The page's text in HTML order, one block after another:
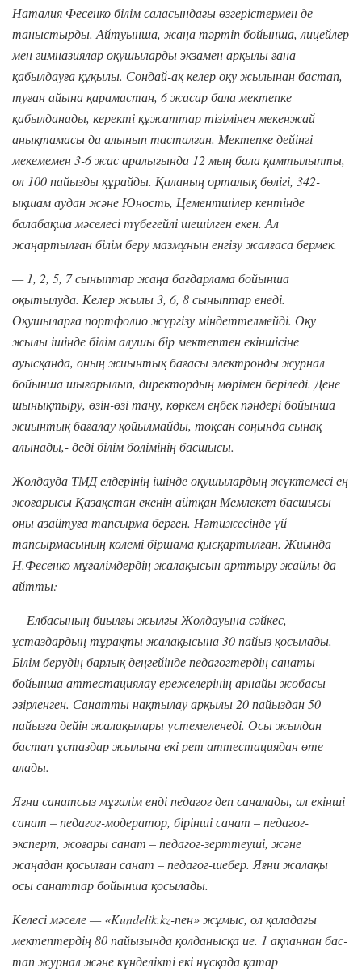
Наталия Фесенко білім саласындағы өзгерістермен де
таныстырды. Айтуынша, жаңа тәртіп бойынша, лицейлер
мен гимназиялар оқушыларды экзамен арқылы ғана
қабылдауға құқылы. Сондай-ақ келер оқу жылынан бастап,
туған айына қарамастан, 6 жасар бала мектепке
қабылданады, керекті құжаттар тізімінен мекенжай
анықтамасы да алынып тасталған. Мектепке дейінгі
мекемемен 3-6 жас аралығында 12 мың бала қамтылыпты,
ол 100 пайызды құрайды. Қаланың орталық бөлігі, 342-
ықшам аудан және Юность, Цементшілер кентінде
балабақша мәселесі түбегейлі шешілген екен. Ал
жаңартылған білім беру мазмұнын енгізу жалғаса бермек.
— 1, 2, 5, 7 сыныптар жаңа бағдарлама бойынша
оқытылуда. Келер жылы 3, 6, 8 сыныптар енеді.
Оқушыларға портфолио жүргізу міндеттелмейді. Оқу
жылы ішінде білім алушы бір мектептен екіншісіне
ауысқанда, оның жиынтық бағасы электронды журнал
бойынша шығарылып, директордың мөрімен беріледі. Дене
шынықтыру, өзін-өзі тану, көркем еңбек пәндері бойынша
жиынтық бағалау қойылмайды, тоқсан соңында сынақ
алынады,- деді білім бөлімінің басшысы.
Жолдауда ТМД елдерінің ішінде оқушылардың жүктемесі ең
жоғарысы Қазақстан екенін айтқан Мемлекет басшысы
оны азайтуға тапсырма берген. Нәтижесінде үй
тапсырмасының көлемі біршама қысқартылған. Жиында
Н.Фесенко мұғалімдердің жалақысын арттыру жайлы да
айтты:
— Елбасының биылғы жылғы Жолдауына сәйкес,
ұстаздардың тұрақты жалақысына 30 пайыз қосылады.
Білім берудің барлық деңгейінде педагогтердің санаты
бойынша аттестациялау ережелерінің арнайы жобасы
әзірленген. Санатты нақтылау арқылы 20 пайыздан 50
пайызға дейін жалақылары үстемеленеді. Осы жылдан
бастап ұстаздар жылына екі рет аттестациядан өте
алады.
Яғни санатсыз мұғалім енді педагог деп саналады, ал екінші
санат – педагог-модератор, бірінші санат – педагог-
эксперт, жоғары санат – педагог-зерттеуші, және
жаңадан қосылған санат – педагог-шебер. Яғни жалақы
осы санаттар бойынша қосылады.
Келесі мәселе — «Kundelik.kz-пен» жұмыс, ол қаладағы
мектептердің 80 пайызында қолданысқа ие. 1 ақпаннан бас-
тап журнал және күнделікті екі нұсқада қатар